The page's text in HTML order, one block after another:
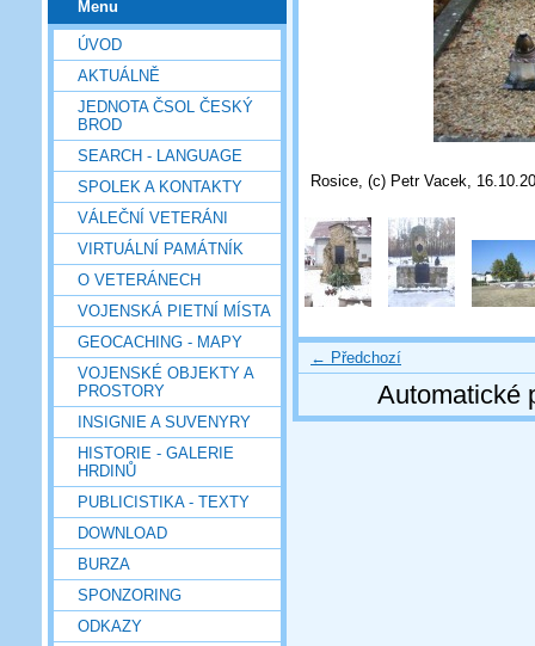
Menu
ÚVOD
AKTUÁLNĚ
JEDNOTA ČSOL ČESKÝ
BROD
SEARCH - LANGUAGE
SPOLEK A KONTAKTY
VÁLEČNÍ VETERÁNI
VIRTUÁLNÍ PAMÁTNÍK
O VETERÁNECH
VOJENSKÁ PIETNÍ MÍSTA
GEOCACHING - MAPY
VOJENSKÉ OBJEKTY A
PROSTORY
INSIGNIE A SUVENYRY
HISTORIE - GALERIE
HRDINŮ
PUBLICISTIKA - TEXTY
DOWNLOAD
BURZA
SPONZORING
ODKAZY
Rosice, (c) Petr Vacek,
← Předchozí
Automatické